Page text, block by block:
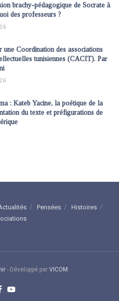
brachy-pédagogique de Socrate à
des professeurs ?
une Coordination des associations
tunisiennes (CACIT). Par
: Kateb Yacine, la poétique de la
du texte et préfigurations de
Pensées
Histoires
- Développé par VICOM .